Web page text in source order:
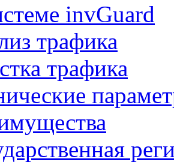
invGuard
трафика
трафика